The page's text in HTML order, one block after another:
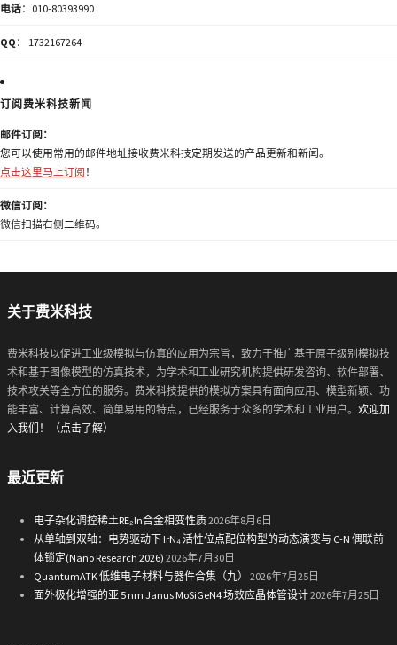
电话：010-80393990
QQ ： 1732167264
订阅费米科技新闻
邮件订阅：
您可以使用常用的邮件地址接收费米科技定期发送的产品更新和新闻。
点击这里马上订阅 ！
微信订阅：
微信扫描右侧二维码。
关于费米科技
费米科技以促进工业级模拟与仿真的应用为宗旨，致力于推广基于原子级别模拟技
术和基于图像模型的仿真技术，为学术和工业研究机构提供研发咨询、软件部署、
技术攻关等全方位的服务。费米科技提供的模拟方案具有面向应用、模型新颖、功
能丰富、计算高效、简单易用的特点，已经服务于众多的学术和工业用户。 欢迎加
入我们！（点击了解）
最近更新
电子杂化调控稀土RE₂In合金相变性质2026年8月6日
从单轴到双轴：电势驱动下 IrN₄ 活性位点配位构型的动态演变与 C-N 偶联前
体锁定(Nano Research 2026) 2026年7月30日
QuantumATK 低维电子材料与器件合集（九）
2026年7月25日
面外极化增强的亚 5 nm Janus MoSiGeN4 场效应晶体管设计2026年7月25日